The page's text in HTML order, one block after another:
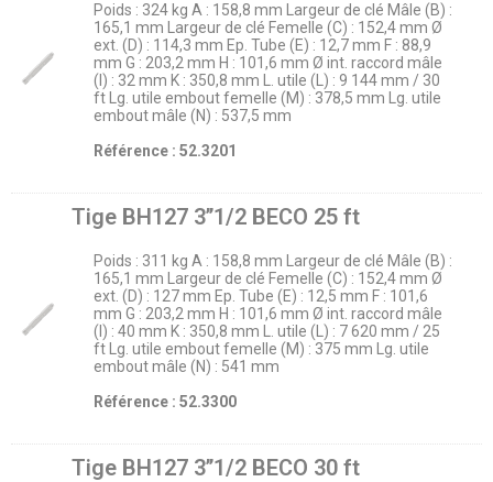
Poids : 324 kg A : 158,8 mm Largeur de clé Mâle (B) :
165,1 mm Largeur de clé Femelle (C) : 152,4 mm Ø
ext. (D) : 114,3 mm Ep. Tube (E) : 12,7 mm F : 88,9
mm G : 203,2 mm H : 101,6 mm Ø int. raccord mâle
(I) : 32 mm K : 350,8 mm L. utile (L) : 9 144 mm / 30
ft Lg. utile embout femelle (M) : 378,5 mm Lg. utile
embout mâle (N) : 537,5 mm
Référence : 52.3201
Tige BH127 3’’1/2 BECO 25 ft
Poids : 311 kg A : 158,8 mm Largeur de clé Mâle (B) :
165,1 mm Largeur de clé Femelle (C) : 152,4 mm Ø
ext. (D) : 127 mm Ep. Tube (E) : 12,5 mm F : 101,6
mm G : 203,2 mm H : 101,6 mm Ø int. raccord mâle
(I) : 40 mm K : 350,8 mm L. utile (L) : 7 620 mm / 25
ft Lg. utile embout femelle (M) : 375 mm Lg. utile
embout mâle (N) : 541 mm
Référence : 52.3300
Tige BH127 3’’1/2 BECO 30 ft